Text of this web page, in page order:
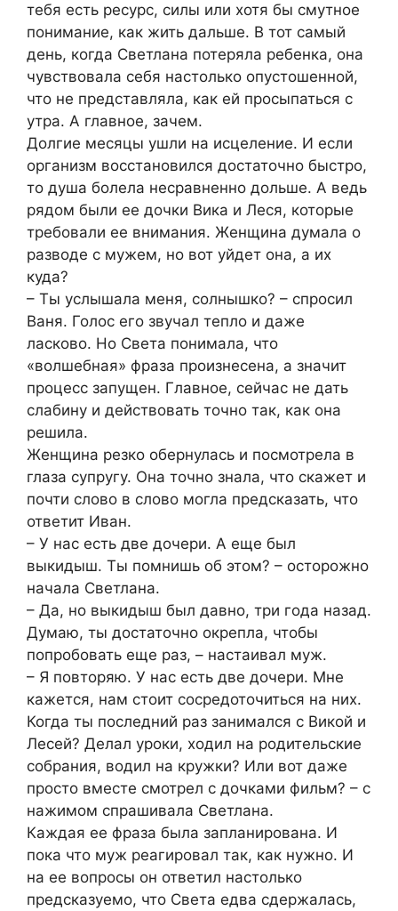
тебя есть ресурс, силы или хотя бы смутное
понимание, как жить дальше. В тот самый
день, когда Светлана потеряла ребенка, она
чувствовала себя настолько опустошенной,
что не представляла, как ей просыпаться с
утра. А главное, зачем.
Долгие месяцы ушли на исцеление. И если
организм восстановился достаточно быстро,
то душа болела несравненно дольше. А ведь
рядом были ее дочки Вика и Леся, которые
требовали ее внимания. Женщина думала о
разводе с мужем, но вот уйдет она, а их
куда?
– Ты услышала меня, солнышко? – спросил
Ваня. Голос его звучал тепло и даже
ласково. Но Света понимала, что
«волшебная» фраза произнесена, а значит
процесс запущен. Главное, сейчас не дать
слабину и действовать точно так, как она
решила.
Женщина резко обернулась и посмотрела в
глаза супругу. Она точно знала, что скажет и
почти слово в слово могла предсказать, что
ответит Иван.
– У нас есть две дочери. А еще был
выкидыш. Ты помнишь об этом? – осторожно
начала Светлана.
– Да, но выкидыш был давно, три года назад.
Думаю, ты достаточно окрепла, чтобы
попробовать еще раз, – настаивал муж.
– Я повторяю. У нас есть две дочери. Мне
кажется, нам стоит сосредоточиться на них.
Когда ты последний раз занимался с Викой и
Лесей? Делал уроки, ходил на родительские
собрания, водил на кружки? Или вот даже
просто вместе смотрел с дочками фильм? – с
нажимом спрашивала Светлана.
Каждая ее фраза была запланирована. И
пока что муж реагировал так, как нужно. И
на ее вопросы он ответил настолько
предсказуемо, что Света едва сдержалась,